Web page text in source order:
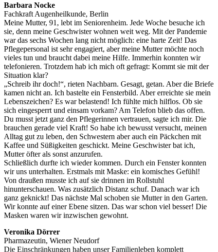
Barbara Nocke
Fachkraft Augenheilkunde, Berlin
Meine Mutter, 91, lebt im Seniorenheim. Jede Woche besuche ich
sie, denn meine Geschwister wohnen weit weg. Mit der Pandemie
war das sechs Wochen lang nicht möglich: eine harte Zeit! Das
Pflegepersonal ist sehr engagiert, aber meine Mutter möchte noch
vieles tun und braucht dabei meine Hilfe. Immerhin konnten wir
telefonieren. Trotzdem hab ich mich oft gefragt: Kommt sie mit der
Situation klar?
„Schreib ihr doch!“, rieten Nachbarn. Gesagt, getan. Aber die Briefe
kamen nicht an. Ich bastelte ein Fensterbild. Aber erreichte sie mein
Lebenszeichen? Es war belastend! Ich fühlte mich hilflos. Ob sie
sich eingesperrt und einsam vorkam? Am Telefon blieb das offen.
Du musst jetzt ganz den Pflegerinnen vertrauen, sagte ich mir. Die
brauchen gerade viel Kraft! So habe ich bewusst versucht, meinen
Alltag gut zu leben, den Schwestern aber auch ein Päckchen mit
Kaffee und Süßigkeiten geschickt. Meine Geschwister bat ich,
Mutter öfter als sonst anzurufen.
Schließlich durfte ich wieder kommen. Durch ein Fenster konnten
wir uns unterhalten. Erstmals mit Maske: ein komisches Gefühl!
Von draußen musste ich auf sie drinnen im Rollstuhl
hinunterschauen. Was zusätzlich Distanz schuf. Danach war ich
ganz geknickt! Das nächste Mal schoben sie Mutter in den Garten.
Wir konnte auf einer Ebene sitzen. Das war schon viel besser! Die
Masken waren wir inzwischen gewohnt.
Veronika Dörrer
Pharmazeutin, Wiener Neudorf
Die Einschränkungen haben unser Familienleben komplett